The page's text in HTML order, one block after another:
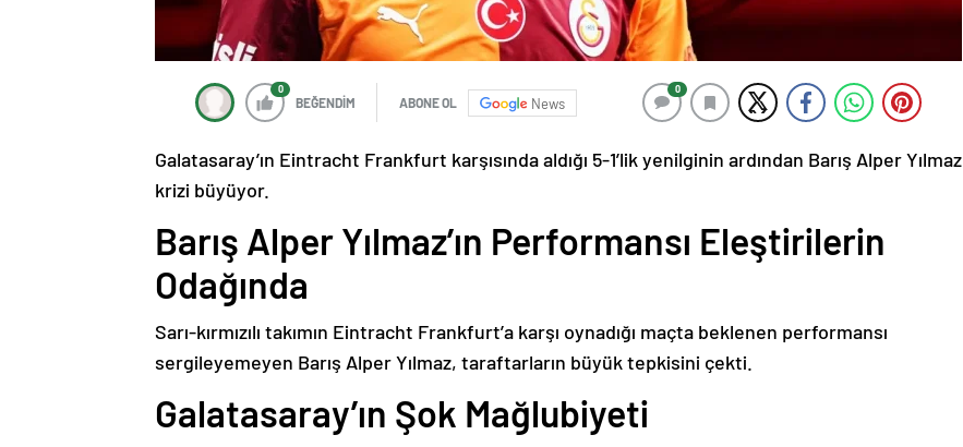
0
BEĞENDİM ABONE OL News
0
Galatasaray’ın Eintracht Frankfurt karşısında aldığı 5-1’lik yenilginin ardından Barış Alper Yılmaz
krizi büyüyor.
Barış Alper Yılmaz’ın Performansı Eleştirilerin
Odağında
Sarı-kırmızılı takımın Eintracht Frankfurt’a karşı oynadığı maçta beklenen performansı
sergileyemeyen Barış Alper Yılmaz, taraftarların büyük tepkisini çekti.
Galatasaray’ın Şok Mağlubiyeti